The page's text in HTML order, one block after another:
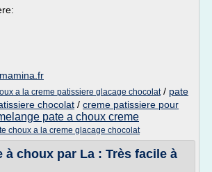
a la creme patissiere glacage chocolat/ pate
chocolat / creme patissiere pour
pate a choux creme
choux a la creme glacage chocolat
à choux par La : Très facile à